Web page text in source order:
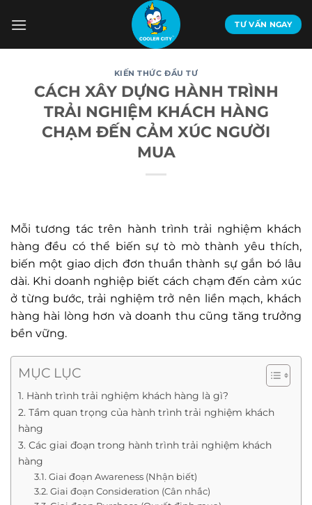
qua
TƯ VẤN NGAY
KIẾN THỨC ĐẦU TƯ
CÁCH XÂY DỰNG HÀNH TRÌNH
TRẢI NGHIỆM KHÁCH HÀNG
CHẠM ĐẾN CẢM XÚC NGƯỜI
MUA
Mỗi tương tác trên hành trình trải nghiệm khách
hàng đều có thể biến sự tò mò thành yêu thích,
biến một giao dịch đơn thuần thành sự gắn bó lâu
dài. Khi doanh nghiệp biết cách chạm đến cảm xúc
ở từng bước, trải nghiệm trở nên liền mạch, khách
hàng hài lòng hơn và doanh thu cũng tăng trưởng
bền vững.
MỤC LỤC
1. Hành trình trải nghiệm khách hàng là gì?
2. Tầm quan trọng của hành trình trải nghiệm khách
hàng
3. Các giai đoạn trong hành trình trải nghiệm khách
hàng
3.1. Giai đoạn Awareness (Nhận biết)
3.2. Giai đoạn Consideration (Cân nhắc)